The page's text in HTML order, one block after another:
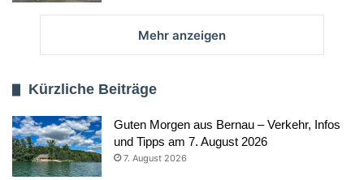
Mehr anzeigen
Kürzliche Beiträge
Guten Morgen aus Bernau – Verkehr, Infos
und Tipps am 7. August 2026
7. August 2026